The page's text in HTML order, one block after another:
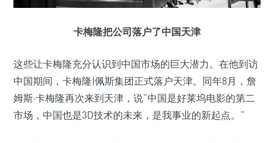
卡梅隆把公司落户了中国天津
这些让卡梅隆充分认识到中国市场的巨大潜力。在他到访
中国期间，卡梅隆|佩斯集团正式落户天津。同年8月，詹
姆斯·卡梅隆再次来到天津，说“中国是好莱坞电影的第二
市场，中国也是3D技术的未来，是我事业的新起点。”